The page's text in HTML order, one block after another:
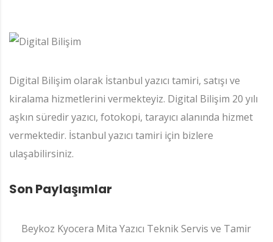
Digital Bilişim olarak İstanbul yazıcı tamiri, satışı ve
kiralama hizmetlerini vermekteyiz. Digital Bilişim 20 yılı
aşkın süredir yazıcı, fotokopi, tarayıcı alanında hizmet
vermektedir. İstanbul yazıcı tamiri için bizlere
ulaşabilirsiniz.
Son Paylaşımlar
Beykoz Kyocera Mita Yazıcı Teknik Servis ve Tamir